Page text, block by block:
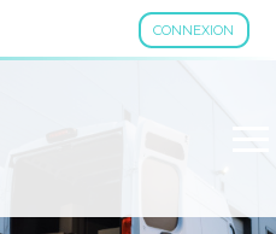
CONNEXION